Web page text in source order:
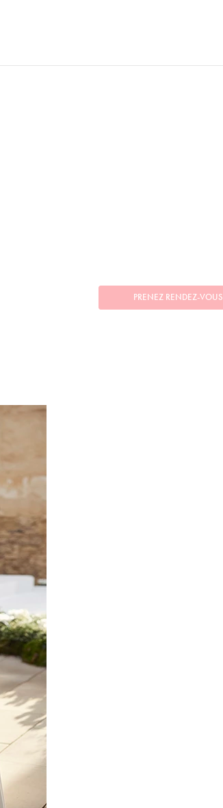
PRENEZ RENDEZ-VOUS